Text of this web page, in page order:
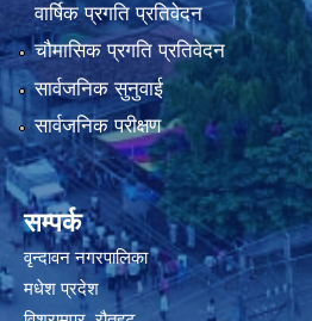
वार्षिक प्रगति प्रतिवेदन
चौमासिक प्रगति प्रतिवेदन
सार्वजनिक सुनुवाई
सार्वजनिक परीक्षण
सम्पर्क
वृन्दावन नगरपालिका
मधेश प्रदेश